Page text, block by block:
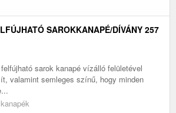
SAROKKANAPÉ/DÍVÁNY 257
sarok kanapé vízálló felületével
valamint semleges színű, hogy minden